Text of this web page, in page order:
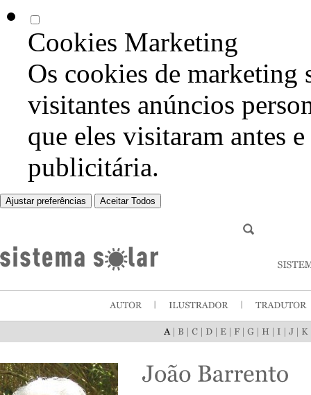
Cookies Marketing
Os cookies de marketing
visitantes anúncios
que eles visitaram antes
publicitária.
Ajustar preferências Aceitar Todos